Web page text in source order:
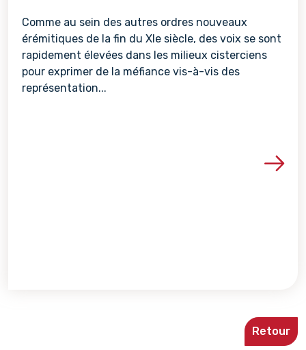
Comme au sein des autres ordres nouveaux
érémitiques de la fin du XIe siècle, des voix se sont
rapidement élevées dans les milieux cisterciens
pour exprimer de la méfiance vis-à-vis des
représentation...
Voir les détails de la
Retour